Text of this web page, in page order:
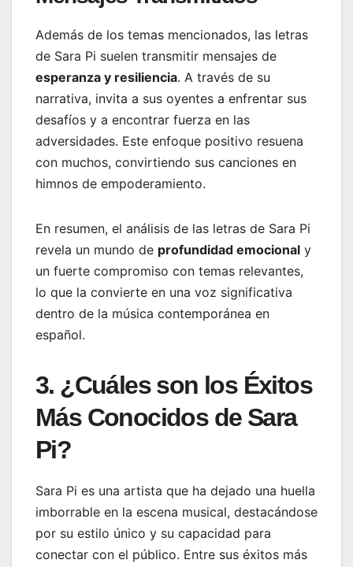
Además de los temas mencionados, las letras
de Sara Pi suelen transmitir mensajes de
esperanza y resiliencia. A través de su
narrativa, invita a sus oyentes a enfrentar sus
desafíos y a encontrar fuerza en las
adversidades. Este enfoque positivo resuena
con muchos, convirtiendo sus canciones en
himnos de empoderamiento.
En resumen, el análisis de las letras de Sara Pi
revela un mundo de profundidad emocional y
un fuerte compromiso con temas relevantes,
lo que la convierte en una voz significativa
dentro de la música contemporánea en
español.
3. ¿Cuáles son los Éxitos
Más Conocidos de Sara
Pi?
Sara Pi es una artista que ha dejado una huella
imborrable en la escena musical, destacándose
por su estilo único y su capacidad para
conectar con el público. Entre sus éxitos más